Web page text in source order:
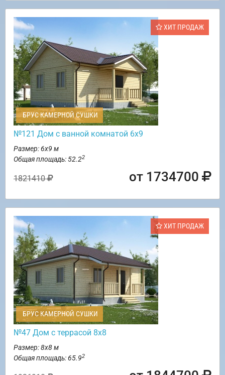
ХИТ ПРОДАЖ
БРУС КАМЕРНОЙ СУШКИ
№121 Дом с ванной комнатой 6х9
Размер: 6х9 м
Общая площадь: 52.22
1821410 от 1734700
ХИТ ПРОДАЖ
БРУС КАМЕРНОЙ СУШКИ
№47 Дом с террасой 8х8
Размер: 8х8 м
Общая площадь: 65.92